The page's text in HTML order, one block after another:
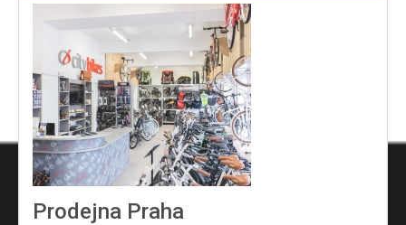
Prodejna Praha